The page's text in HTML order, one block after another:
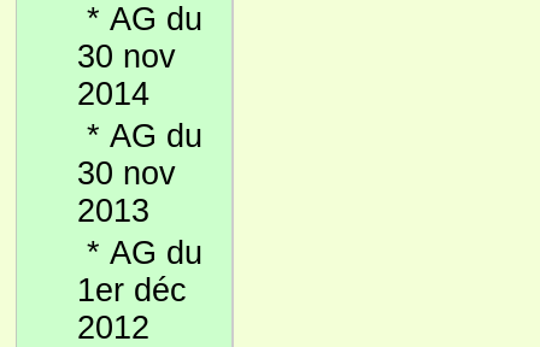
* AG du
30 nov
2014
* AG du
30 nov
2013
* AG du
1er déc
2012